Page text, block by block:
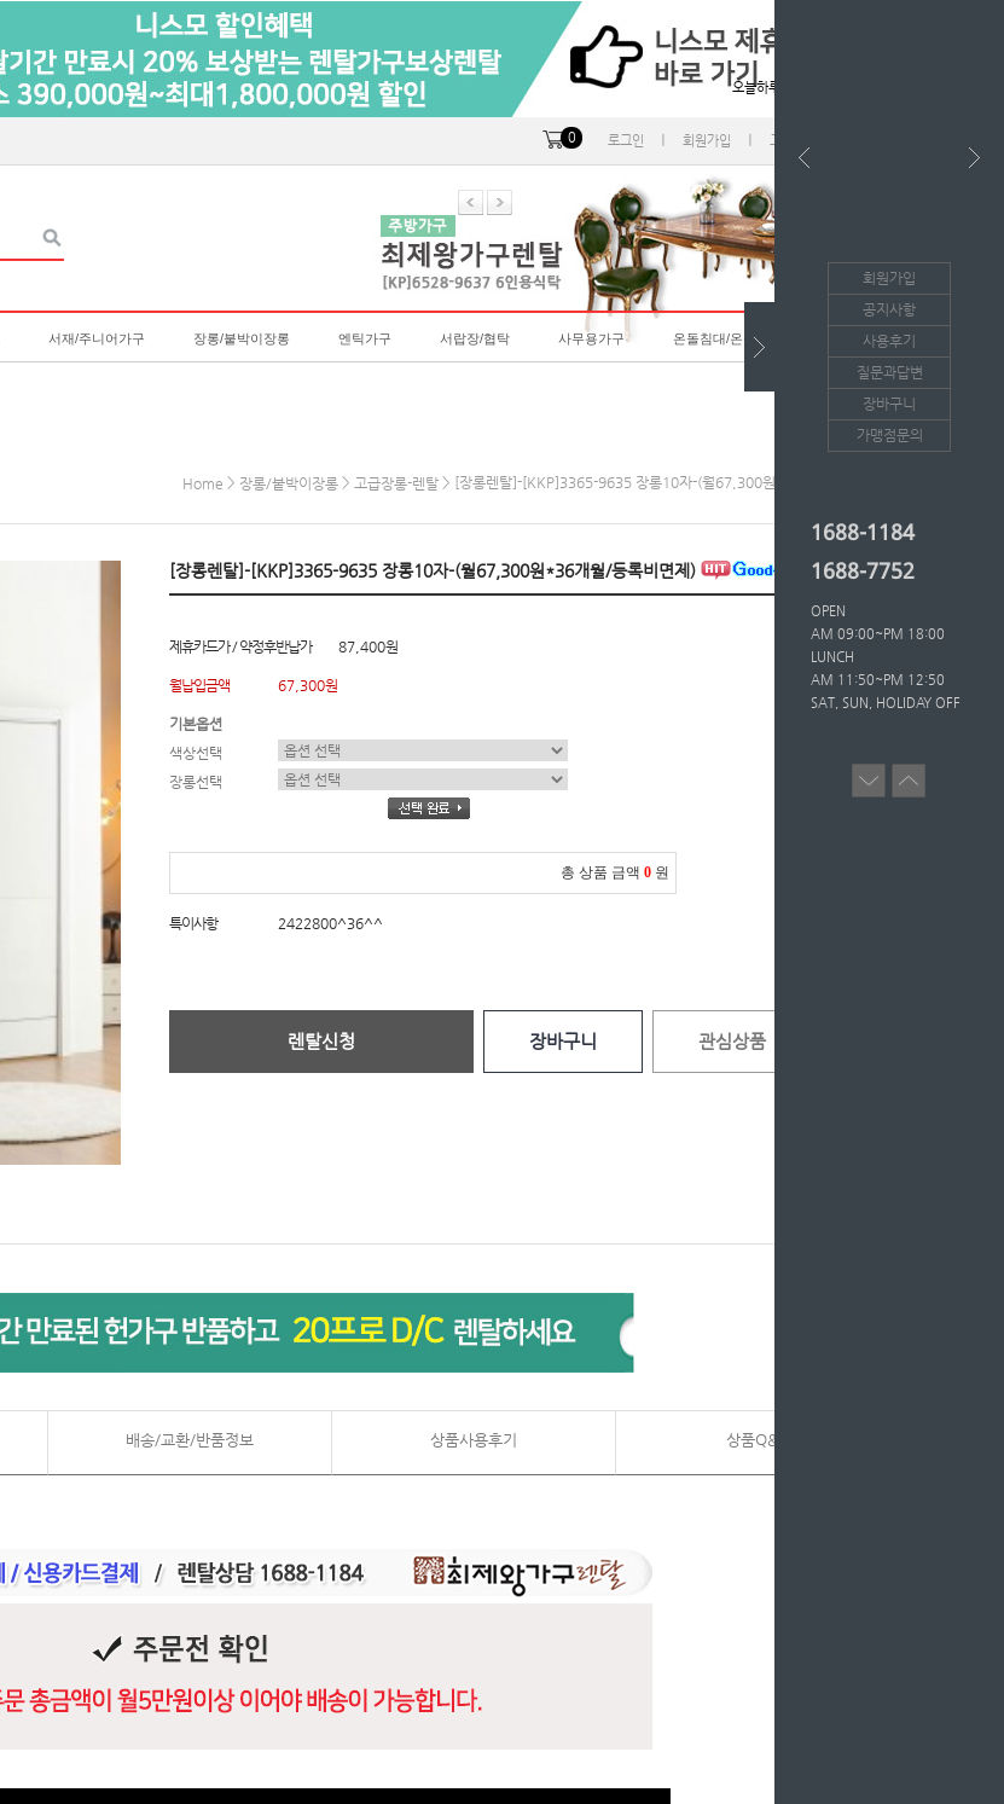
오늘하루 열지않음
0 로그인 회원가입 고객센터
서재/주니어가구 장롱/붙박이장롱 엔틱가구 서랍장/협탁 사무용가구 온돌침대/온돌소파
Home > 장롱/붙박이장롱 > 고급장롱-렌탈 > [장롱렌탈]-[KKP]3365-9635 장롱10자-(월67,300원*36개월/등록비면제)
[장롱렌탈]-[KKP]3365-9635 장롱10자-(월67,300원*36개월/등록비면제)
제휴카드가 / 약정후반납가 87,400원
월납입금액 67,300원
기본옵션
색상선택
장롱선택
총 상품 금액 0 원
특이사항 2422800^36^^
렌탈신청 장바구니 관심상품
배송/교환/반품정보 상품사용후기 상품Q&A
회원가입
공지사항
사용후기
질문과답변
장바구니
가맹점문의
1688-1184
1688-7752
OPEN
AM 09:00~PM 18:00
LUNCH
AM 11:50~PM 12:50
SAT, SUN, HOLIDAY OFF